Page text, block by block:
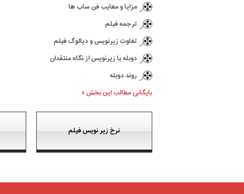
مزایا و معایب فن ساب ها
ترجمه فیلم
تفاوت زیرنویس و دیالوگ فیلم
دوبله یا زیرنویس از نگاه منتقدان
روند دوبله
بایگانی مطالب این بخش »
نرخ زیر نویس فیلم